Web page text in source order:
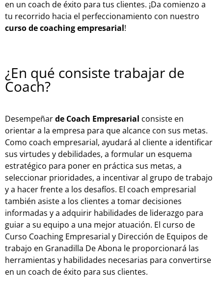
en un coach de éxito para tus clientes. ¡Da comienzo a
tu recorrido hacia el perfeccionamiento con nuestro
curso de coaching empresarial!
¿En qué consiste trabajar de
Coach?
Desempeñarde Coach Empresarial consiste en
orientar a la empresa para que alcance con sus metas.
Como coach empresarial, ayudará al cliente a identificar
sus virtudes y debilidades, a formular un esquema
estratégico para poner en práctica sus metas, a
seleccionar prioridades, a incentivar al grupo de trabajo
y a hacer frente a los desafíos. El coach empresarial
también asiste a los clientes a tomar decisiones
informadas y a adquirir habilidades de liderazgo para
guiar a su equipo a una mejor atuación. El curso de
Curso Coaching Empresarial y Dirección de Equipos de
trabajo en Granadilla De Abona le proporcionará las
herramientas y habilidades necesarias para convertirse
en un coach de éxito para sus clientes.